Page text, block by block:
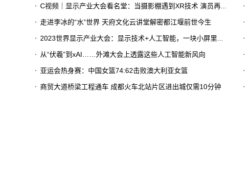
C视频｜显示产业大会看名堂：当摄影棚遇到XR技术 演员再也不用凭想象力演戏了
走进李冰的“水”世界 天府文化云讲堂解密都江堰前世今生
2023世界显示产业大会：显示技术+人工智能，一块小屏里看见大世界
从“伏羲”到xAI……外滩大会上透露这些人工智能新风向
亚运会热身赛：中国女篮74:62击败澳大利亚女篮
商贸大道桥梁工程通车 成都火车北站片区进出城仅需10分钟